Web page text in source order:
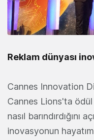
Reklam dünyası
Cannes Innovation
Cannes Lions'ta
nasıl barındırdığını
inovasyonun